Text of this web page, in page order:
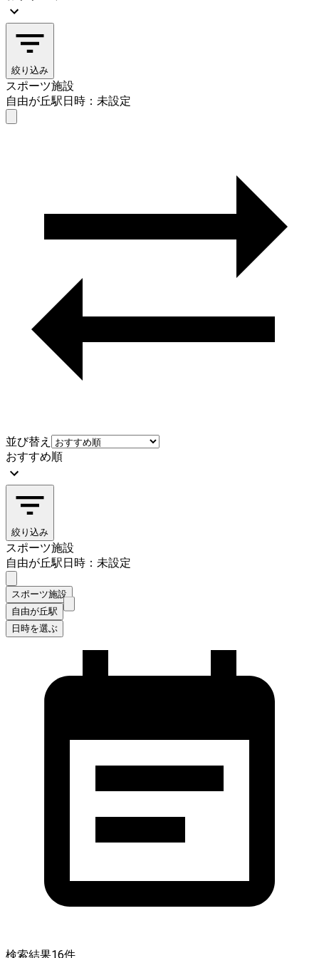
絞り込み
スポーツ施設
自由が丘駅日時：未設定
並び替え
おすすめ順
絞り込み
スポーツ施設
自由が丘駅日時：未設定
スポーツ施設
自由が丘駅
日時を選ぶ
検索結果16件